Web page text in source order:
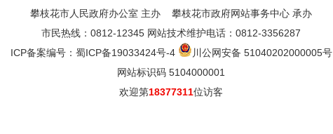
攀枝花市人民政府办公室 主办 攀枝花市政府网站事务中心 承办
市民热线：0812-12345 网站技术维护电话：0812-3356287
ICP备案编号：蜀ICP备19033424号-4
川公网安备 51040202000005号
网站标识码 5104000001
欢迎第18377311位访客